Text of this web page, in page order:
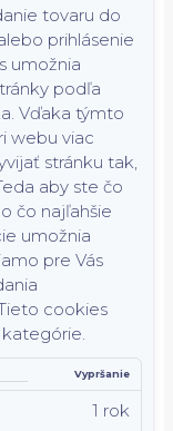
tovaru do
prihlásenie
umožnia
podľa
Vďaka týmto
webu viac
stránku tak,
aby ste čo
čo najľahšie
umožnia
pre Vás
cookies
Vypršanie
1 rok